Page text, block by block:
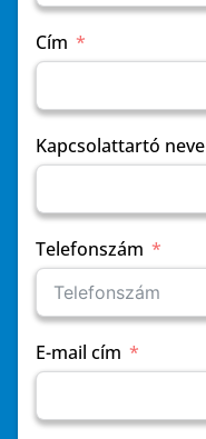
Cím
Kapcsolattartó neve
Telefonszám
E-mail cím